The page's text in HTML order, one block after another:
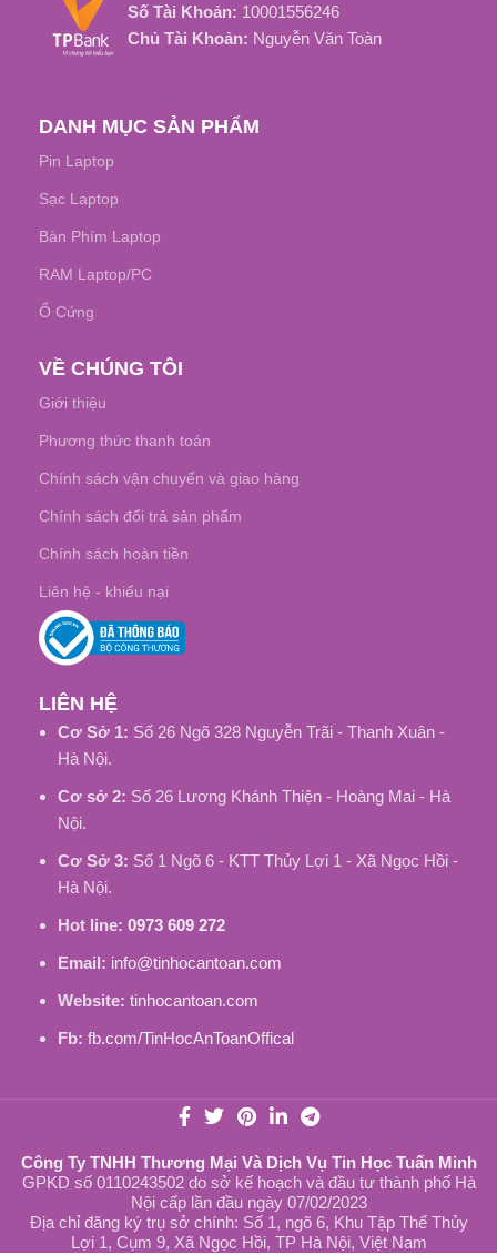
Số Tài Khoản: 10001556246
Chủ Tài Khoản: Nguyễn Văn Toàn
DANH MỤC SẢN PHẨM
Pin Laptop
Sạc Laptop
Bàn Phím Laptop
RAM Laptop/PC
Ổ Cứng
VỀ CHÚNG TÔI
Giới thiệu
Phương thức thanh toán
Chính sách vận chuyển và giao hàng
Chính sách đổi trả sản phẩm
Chính sách hoàn tiền
Liên hệ - khiếu nại
LIÊN HỆ
Cơ Sở 1: Số 26 Ngõ 328 Nguyễn Trãi - Thanh Xuân -
Hà Nội.
Cơ sở 2: Số 26 Lương Khánh Thiện - Hoàng Mai - Hà
Nội.
Cơ Sở 3: Số 1 Ngõ 6 - KTT Thủy Lợi 1 - Xã Ngọc Hồi -
Hà Nội.
Hot line: 0973 609 272
Email: info@tinhocantoan.com
Website: tinhocantoan.com
Fb: fb.com/TinHocAnToanOffical
Công Ty TNHH Thương Mại Và Dịch Vụ Tin Học Tuấn Minh
GPKD số 0110243502 do sở kế hoạch và đầu tư thành phố Hà
Nội cấp lần đầu ngày 07/02/2023
Địa chỉ đăng ký trụ sở chính: Số 1, ngõ 6, Khu Tập Thể Thủy
Lợi 1, Cụm 9, Xã Ngọc Hồi, TP Hà Nội, Việt Nam